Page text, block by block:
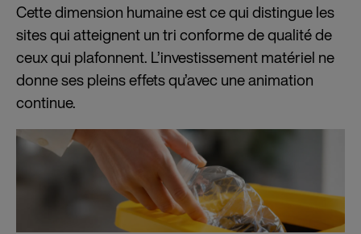
Cette dimension humaine est ce qui distingue les
sites qui atteignent un tri conforme de qualité de
ceux qui plafonnent. L’investissement matériel ne
donne ses pleins effets qu’avec une animation
continue.